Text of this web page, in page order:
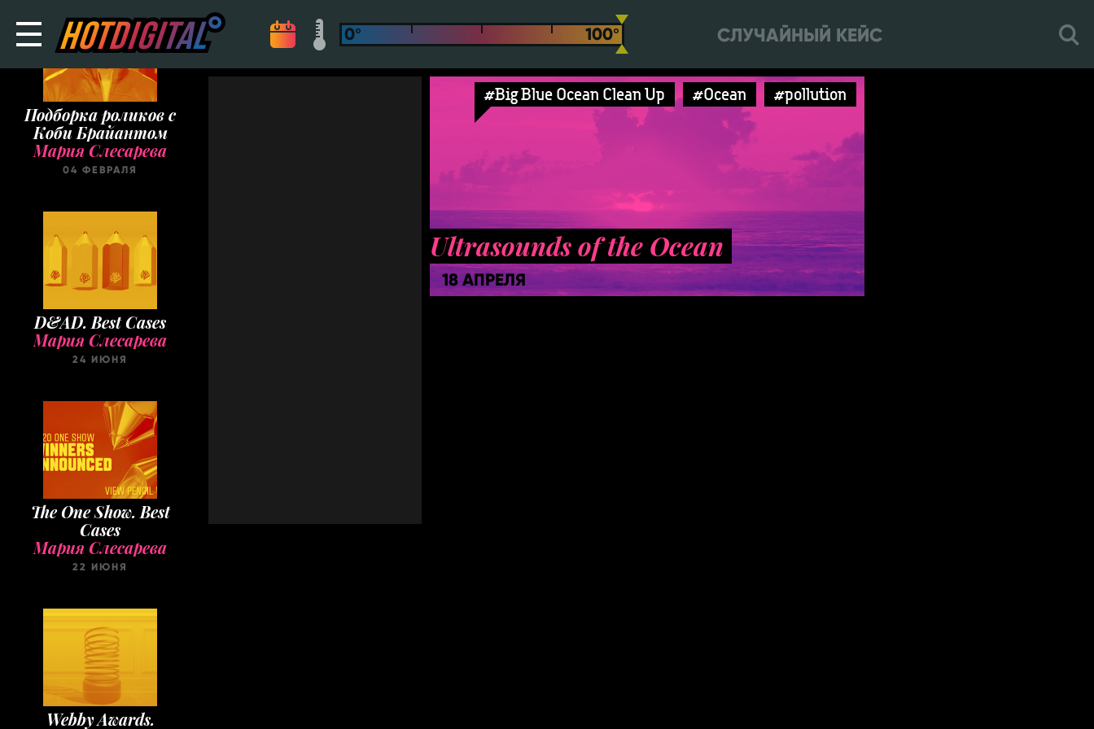
СЛУЧАЙНЫЙ КЕЙС
Подборка роликов с
Коби Брайантом
Мария Слесарева
04 ФЕВРАЛЯ
D&AD. Best Cases
Мария Слесарева
24 ИЮНЯ
The One Show. Best
Cases
Мария Слесарева
22 ИЮНЯ
Webby Awards.
#Big Blue Ocean Clean Up #Ocean #pollution
Ultrasounds of the Ocean
18 АПРЕЛЯ